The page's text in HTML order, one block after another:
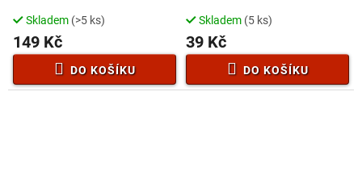
Skladem (>5 ks)
149 Kč
DO KOŠÍKU
Skladem (5 ks)
39 Kč
DO KOŠÍKU